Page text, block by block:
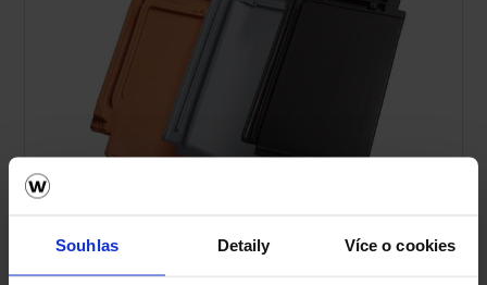
Souhlas Detaily Více o cookies
Ceník Tondach